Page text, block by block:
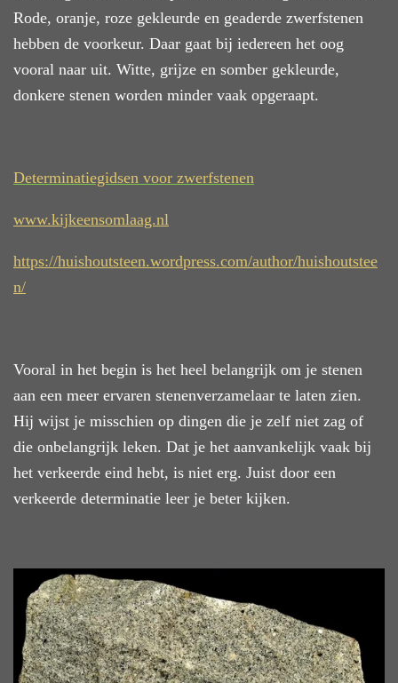
Rode, oranje, roze gekleurde en geaderde zwerfstenen
hebben de voorkeur. Daar gaat bij iedereen het oog
vooral naar uit. Witte, grijze en somber gekleurde,
donkere stenen worden minder vaak opgeraapt.
Determinatiegidsen voor zwerfstenen
www.kijkeensomlaag.nl
https://huishoutsteen.wordpress.com/author/huishoutstee
n/
Vooral in het begin is het heel belangrijk om je stenen
aan een meer ervaren stenenverzamelaar te laten zien.
Hij wijst je misschien op dingen die je zelf niet zag of
die onbelangrijk leken. Dat je het aanvankelijk vaak bij
het verkeerde eind hebt, is niet erg. Juist door een
verkeerde determinatie leer je beter kijken.